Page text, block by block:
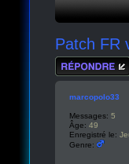
Patch FR
Répondre
marcopolo33
Messages: 5
Âge: 49
Enregistré le:
Genre: